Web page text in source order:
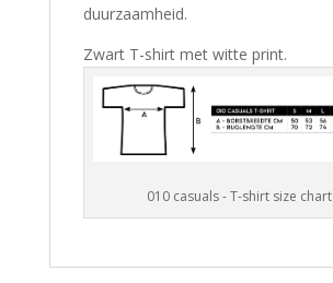
duurzaamheid.
Zwart T-shirt met witte print.
010 casuals - T-shirt size chart